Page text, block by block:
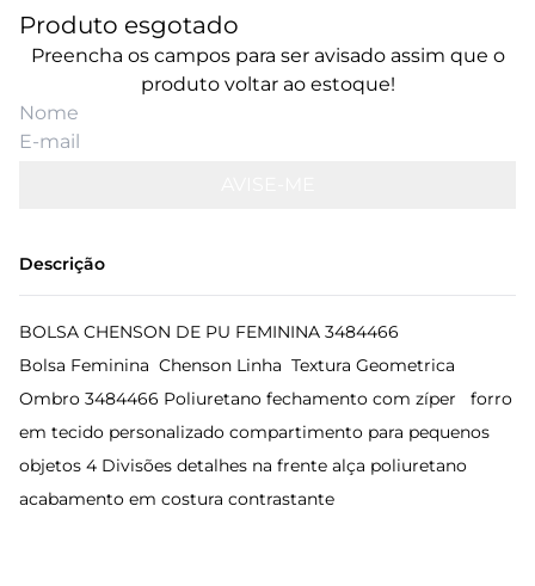
Produto esgotado
Preencha os campos para ser avisado assim que o
produto voltar ao estoque!
Descrição
BOLSA CHENSON DE PU FEMININA 3484466
Bolsa Feminina Chenson Linha Textura Geometrica
Ombro 3484466 Poliuretano fechamento com zíper forro
em tecido personalizado compartimento para pequenos
objetos 4 Divisões detalhes na frente alça poliuretano
acabamento em costura contrastante